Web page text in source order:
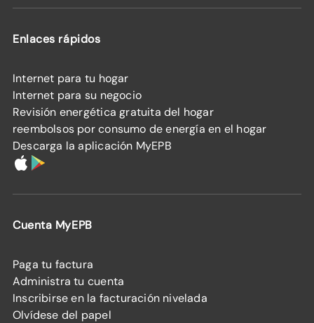
Enlaces rápidos
Internet para tu hogar
Internet para su negocio
Revisión energética gratuita del hogar
reembolsos por consumo de energía en el hogar
Descarga la aplicación MyEPB
Cuenta MyEPB
Paga tu factura
Administra tu cuenta
Inscribirse en la facturación nivelada
Olvídese del papel